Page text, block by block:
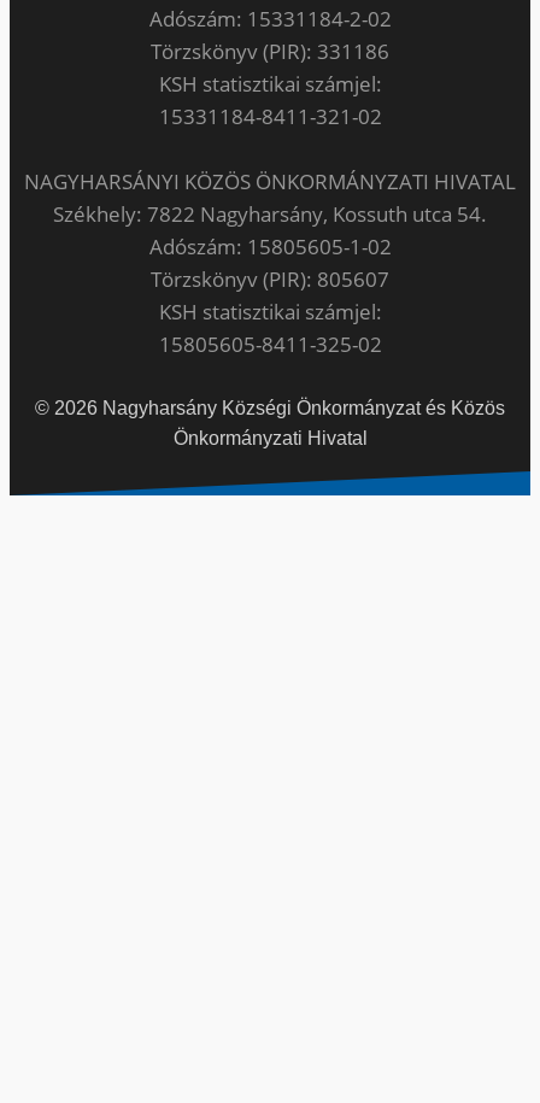
Adószám: 15331184-2-02
Törzskönyv (PIR): 331186
KSH statisztikai számjel:
15331184-8411-321-02
NAGYHARSÁNYI KÖZÖS ÖNKORMÁNYZATI HIVATAL
Székhely: 7822 Nagyharsány, Kossuth utca 54.
Adószám: 15805605-1-02
Törzskönyv (PIR): 805607
KSH statisztikai számjel:
15805605-8411-325-02
© 2026 Nagyharsány Községi Önkormányzat és Közös
Önkormányzati Hivatal